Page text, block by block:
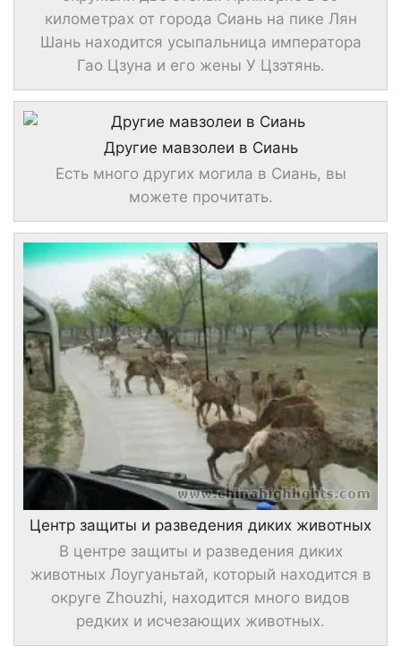
километрах от города Сиань на пике Лян
Шань находится усыпальница императора
Гао Цзуна и его жены У Цзэтянь.
Другие мавзолеи в Сиань
Есть много других могила в Сиань, вы
можете прочитать.
Центр защиты и разведения диких животных
В центре защиты и разведения диких
животных Лоугуаньтай, который находится в
округе Zhouzhi, находится много видов
редких и исчезающих животных.